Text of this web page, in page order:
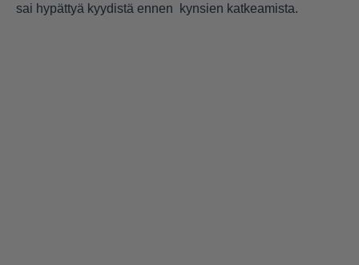
sai hypättyä kyydistä ennen kynsien katkeamista.